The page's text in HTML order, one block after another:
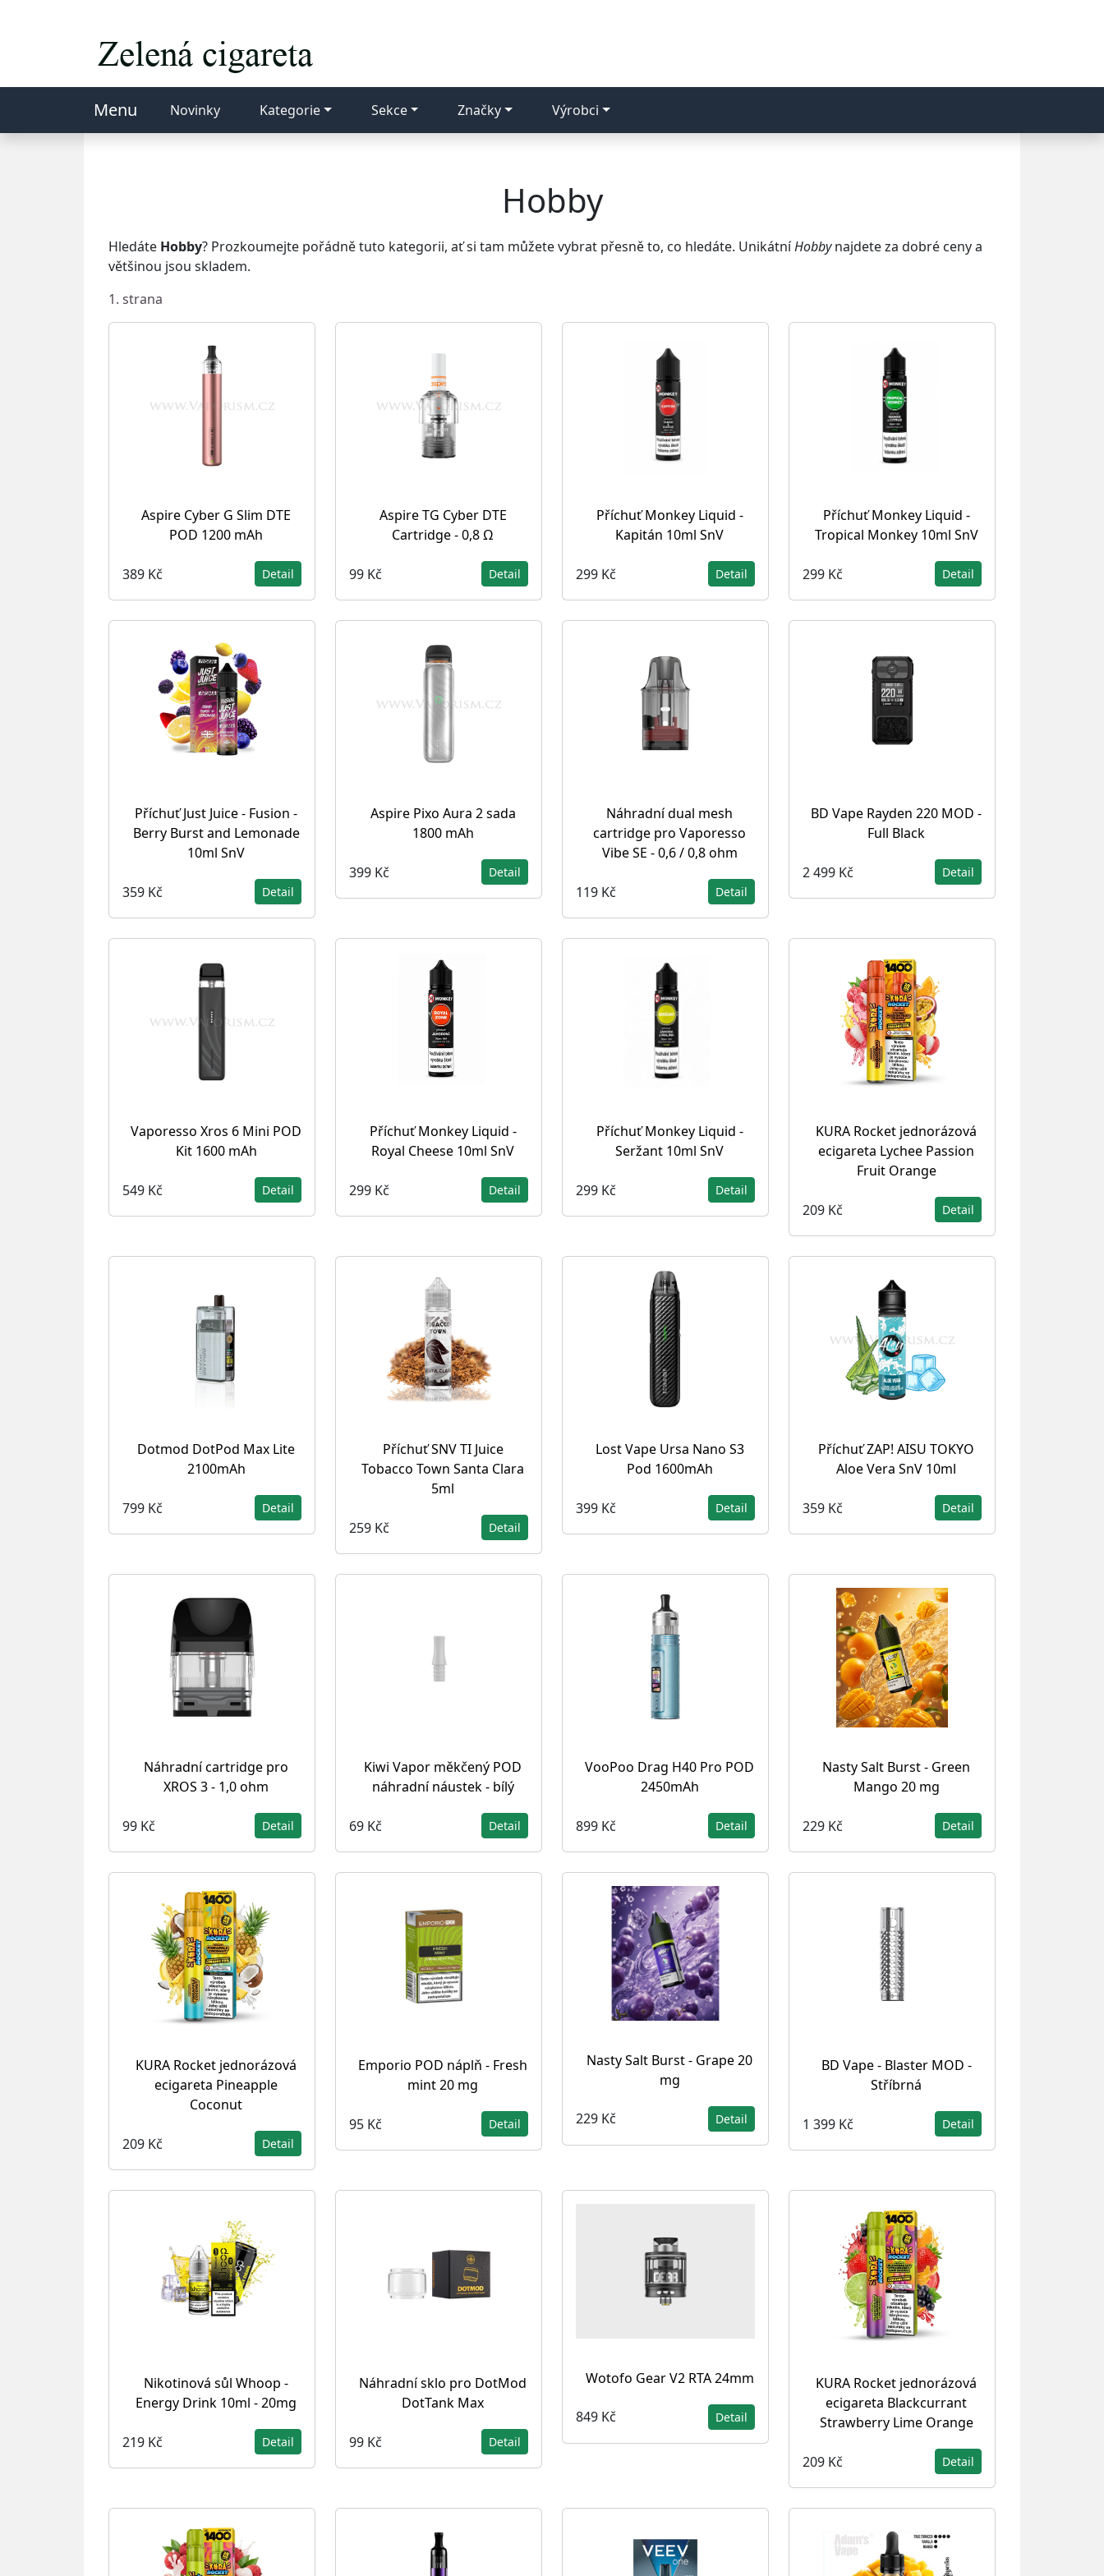
Menu Novinky Kategorie Sekce Značky Výrobci
Hobby
Hledáte Hobby? Prozkoumejte pořádně tuto kategorii, ať si tam můžete vybrat přesně to, co hledáte. UnikátníHobbynajdete za dobré ceny a
většinou jsou skladem.
1. strana
Aspire Cyber G Slim DTE
POD 1200 mAh
389 Kč Detail
Aspire TG Cyber DTE
Cartridge - 0,8 Ω
99 Kč Detail
Příchuť Monkey Liquid -
Kapitán 10ml SnV
299 Kč Detail
Příchuť Monkey Liquid -
Tropical Monkey 10ml SnV
299 Kč Detail
Příchuť Just Juice - Fusion -
Berry Burst and Lemonade
10ml SnV
359 Kč Detail
Aspire Pixo Aura 2 sada
1800 mAh
399 Kč Detail
Náhradní dual mesh
cartridge pro Vaporesso
Vibe SE - 0,6 / 0,8 ohm
119 Kč Detail
BD Vape Rayden 220 MOD -
Full Black
2 499 Kč Detail
Vaporesso Xros 6 Mini POD
Kit 1600 mAh
549 Kč Detail
Příchuť Monkey Liquid -
Royal Cheese 10ml SnV
299 Kč Detail
Příchuť Monkey Liquid -
Seržant 10ml SnV
299 Kč Detail
KURA Rocket jednorázová
ecigareta Lychee Passion
Fruit Orange
209 Kč Detail
Dotmod DotPod Max Lite
2100mAh
799 Kč Detail
Příchuť SNV TI Juice
Tobacco Town Santa Clara
5ml
259 Kč Detail
Lost Vape Ursa Nano S3
Pod 1600mAh
399 Kč Detail
Příchuť ZAP! AISU TOKYO
Aloe Vera SnV 10ml
359 Kč Detail
Náhradní cartridge pro
XROS 3 - 1,0 ohm
99 Kč Detail
Kiwi Vapor měkčený POD
náhradní náustek - bílý
69 Kč Detail
VooPoo Drag H40 Pro POD
2450mAh
899 Kč Detail
Nasty Salt Burst - Green
Mango 20 mg
229 Kč Detail
KURA Rocket jednorázová
ecigareta Pineapple
Coconut
209 Kč Detail
Emporio POD náplň - Fresh
mint 20 mg
95 Kč Detail
Nasty Salt Burst - Grape 20
mg
229 Kč Detail
BD Vape - Blaster MOD -
Stříbrná
1 399 Kč Detail
Nikotinová sůl Whoop -
Energy Drink 10ml - 20mg
219 Kč Detail
Náhradní sklo pro DotMod
DotTank Max
99 Kč Detail
Wotofo Gear V2 RTA 24mm
849 Kč Detail
KURA Rocket jednorázová
ecigareta Blackcurrant
Strawberry Lime Orange
209 Kč Detail